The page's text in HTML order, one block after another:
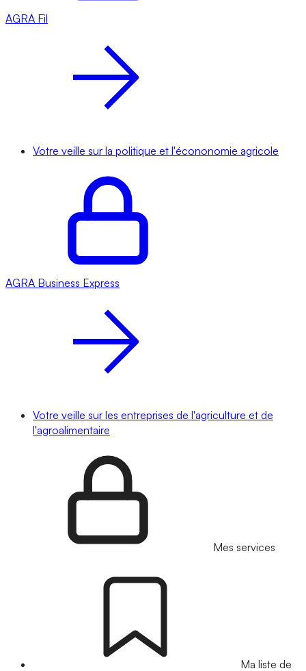
AGRA Fil
Votre veille sur la politique et l'écononomie agricole
AGRA Business Express
Votre veille sur les entreprises de l'agriculture et de
l'agroalimentaire
Mes services
Ma liste de